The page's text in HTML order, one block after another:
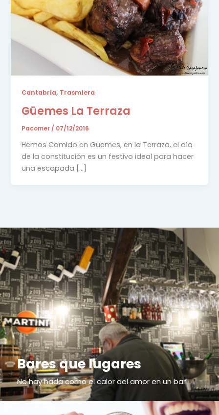
Cantabria, Trasmiera
Güemes La Terraza
Pacomer/ 07/12/2016
Hemos Comido en Guemes, en la Terraza, el día
de la constitución es un festivo ideal para hacer
una escapada […]
Bares que lugares
No hay nada como el calor del amor en un bar